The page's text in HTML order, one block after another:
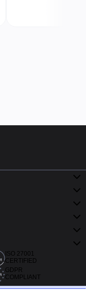
ISO 27001
CERTIFIED
GDPR
COMPLIANT